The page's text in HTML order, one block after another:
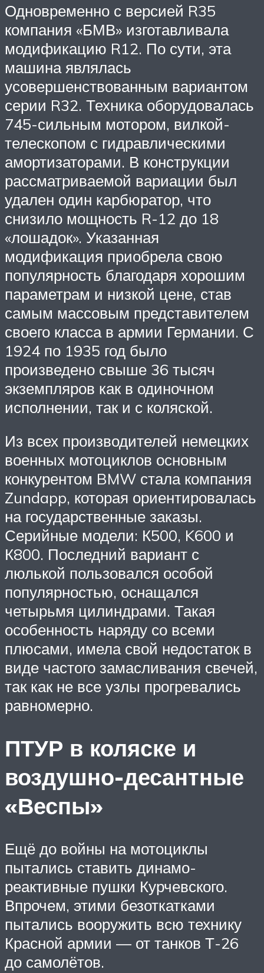
Одновременно с версией R35
компания «БМВ» изготавливала
модификацию R12. По сути, эта
машина являлась
усовершенствованным вариантом
серии R32. Техника оборудовалась
745-сильным мотором, вилкой-
телескопом с гидравлическими
амортизаторами. В конструкции
рассматриваемой вариации был
удален один карбюратор, что
снизило мощность R-12 до 18
«лошадок». Указанная
модификация приобрела свою
популярность благодаря хорошим
параметрам и низкой цене, став
самым массовым представителем
своего класса в армии Германии. С
1924 по 1935 год было
произведено свыше 36 тысяч
экземпляров как в одиночном
исполнении, так и с коляской.
Из всех производителей немецких
военных мотоциклов основным
конкурентом BMW стала компания
Zundapp, которая ориентировалась
на государственные заказы.
Серийные модели: К500, K600 и
К800. Последний вариант с
люлькой пользовался особой
популярностью, оснащался
четырьмя цилиндрами. Такая
особенность наряду со всеми
плюсами, имела свой недостаток в
виде частого замасливания свечей,
так как не все узлы прогревались
равномерно.
ПТУР в коляске и
воздушно-десантные
«Веспы»
Ещё до войны на мотоциклы
пытались ставить динамо-
реактивные пушки Курчевского.
Впрочем, этими безоткатками
пытались вооружить всю технику
Красной армии — от танков Т-26
до самолётов.